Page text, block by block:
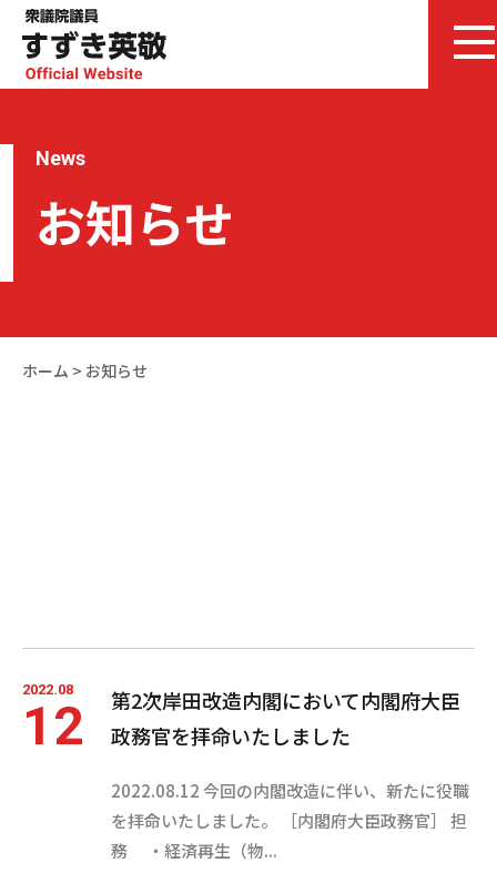
News
お知らせ
ホーム > お知らせ
2022.08
12
第2次岸田改造内閣において内閣府大臣
政務官を拝命いたしました
2022.08.12 今回の内閣改造に伴い、新たに役職
を拝命いたしました。 ［内閣府大臣政務官］ 担
務 ・経済再生（物...